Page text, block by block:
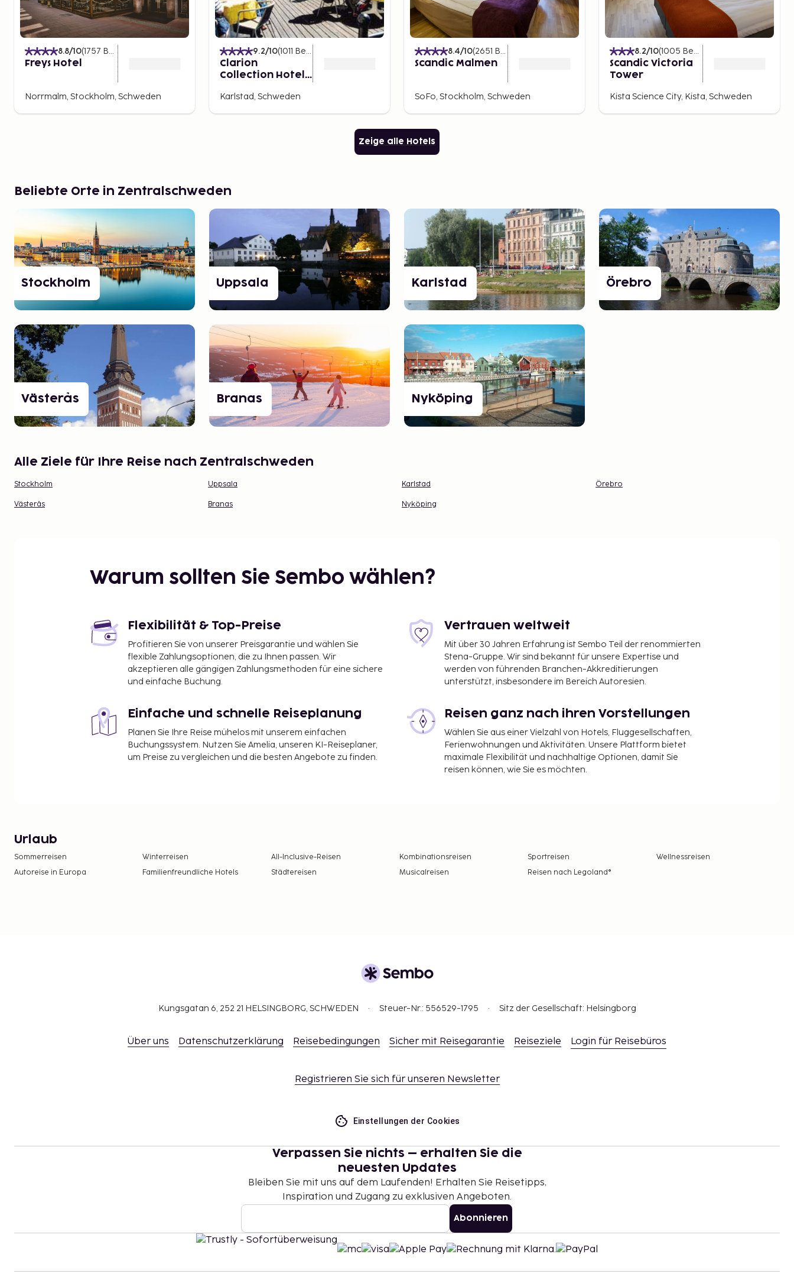
8.8/10(1757 Bewertungen
Freys Hotel
Norrmalm, Stockholm, Schweden
9.2/10(1011 Bewertungen
Clarion
Collection Hotel
Karlstad, Schweden
8.4/10(2651 Bewertungen
Scandic Malmen
SoFo, Stockholm, Schweden
8.2/10(1005 Bewertungen
Scandic Victoria
Tower
Kista Science City, Kista, Schweden
Zeige alle Hotels
Beliebte Orte in Zentralschweden
Stockholm Uppsala Karlstad Örebro
Västerås Branas Nyköping
Alle Ziele für Ihre Reise nach Zentralschweden
Stockholm Uppsala Karlstad Örebro
Västerås Branas Nyköping
Warum sollten Sie Sembo wählen?
Flexibilität & Top-Preise
Profitieren Sie von unserer Preisgarantie und wählen Sie
flexible Zahlungsoptionen, die zu Ihnen passen. Wir
akzeptieren alle gängigen Zahlungsmethoden für eine sichere
und einfache Buchung.
Vertrauen weltweit
Mit über 30 Jahren Erfahrung ist Sembo Teil der renommierten
Stena-Gruppe. Wir sind bekannt für unsere Expertise und
werden von führenden Branchen-Akkreditierungen
unterstützt, insbesondere im Bereich Autoresien.
Einfache und schnelle Reiseplanung
Planen Sie Ihre Reise mühelos mit unserem einfachen
Buchungssystem. Nutzen Sie Amelia, unseren KI-Reiseplaner,
um Preise zu vergleichen und die besten Angebote zu finden.
Reisen ganz nach ihren Vorstellungen
Wählen Sie aus einer Vielzahl von Hotels, Fluggesellschaften,
Ferienwohnungen und Aktivitäten. Unsere Plattform bietet
maximale Flexibilität und nachhaltige Optionen, damit Sie
reisen können, wie Sie es möchten.
Urlaub
Sommerreisen Winterreisen All-Inclusive-Reisen Kombinationsreisen Sportreisen
Wellnessreisen
Autoreise in Europa
Familienfreundliche Hotels Städtereisen Musicalreisen Reisen nach Legoland®
Kungsgatan 6, 252 21 HELSINGBORG, SCHWEDEN Steuer-Nr.: 556529-1795 Sitz der Gesellschaft: Helsingborg
Über uns Datenschutzerklärung Reisebedingungen Sicher mit Reisegarantie Reiseziele Login für Reisebüros
Registrieren Sie sich für unseren Newsletter
Einstellungen der Cookies
Verpassen Sie nichts – erhalten Sie die
neuesten Updates
Bleiben Sie mit uns auf dem Laufenden! Erhalten Sie Reisetipps,
Inspiration und Zugang zu exklusiven Angeboten.
Abonnieren